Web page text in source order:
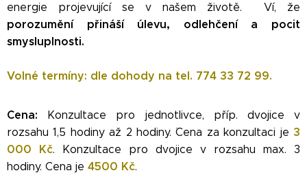
energie projevující se v našem životě. Ví, že
porozumění přináší úlevu, odlehčení a pocit
smysluplnosti.
Volné termíny: dle dohody na tel. 774 33 72 99.
Cena: Konzultace pro jednotlivce, příp. dvojice v
rozsahu 1,5 hodiny až 2 hodiny. ¨Cena za konzultaci je 3
000 Kč. Konzultace pro dvojice v rozsahu max. 3
hodiny. Cena je 4500 Kč.